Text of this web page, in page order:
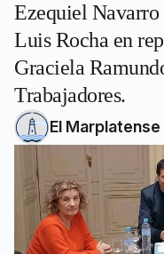
Ezequiel Navarro
Luis Rocha en
Graciela
Trabajadores.
El Marplatense